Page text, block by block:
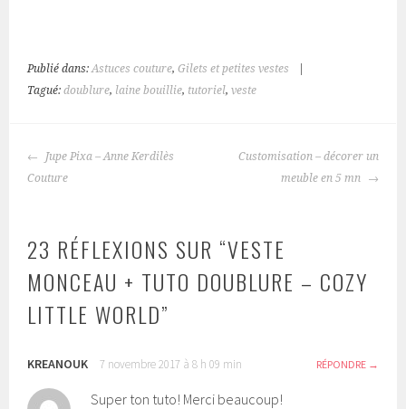
Publié dans:Astuces couture,Gilets et petites vestes
Tagué:doublure, laine bouillie, tutoriel,veste
NAVIGATION
DES
Jupe Pixa – Anne Kerdilès
Couture
Customisation – décorer un
meuble en 5 mn
23 RÉFLEXIONS SUR “VESTE
MONCEAU + TUTO DOUBLURE – COZY
LITTLE WORLD”
KREANOUK 7 novembre 2017 à 8 h 09 min RÉPONDRE
Super ton tuto! Merci beaucoup!